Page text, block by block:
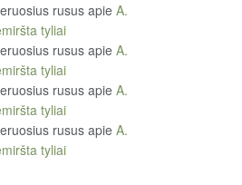
rususapie A.
tyliai
rususapie A.
tyliai
rususapie A.
tyliai
rususapie A.
tyliai